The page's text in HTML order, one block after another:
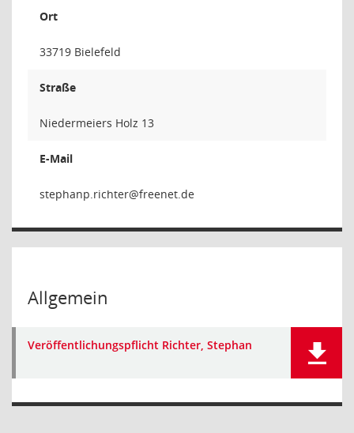
Ort
33719 Bielefeld
Straße
Niedermeiers Holz 13
E-Mail
rethcir.
Allgemein
Veröffentlichungspflicht Richter, Stephan